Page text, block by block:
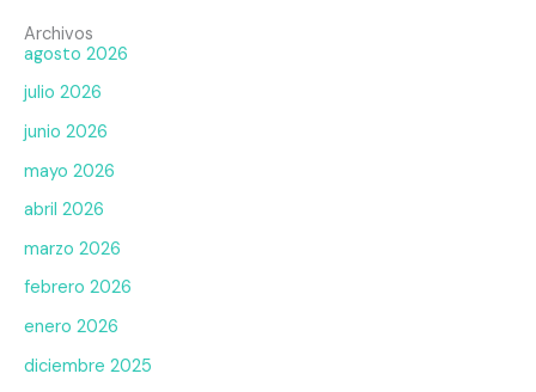
Archivos
agosto 2026
julio 2026
junio 2026
mayo 2026
abril 2026
marzo 2026
febrero 2026
enero 2026
diciembre 2025